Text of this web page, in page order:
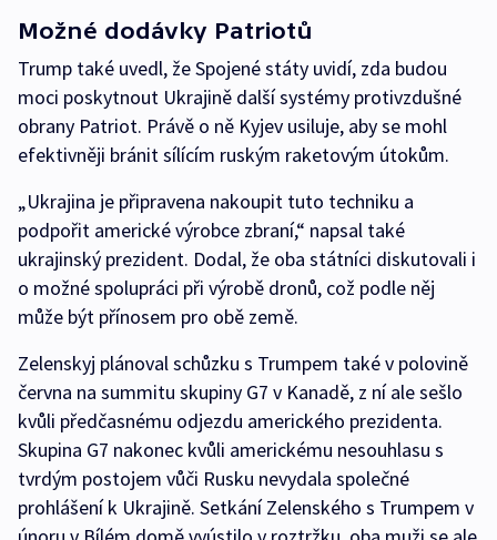
Možné dodávky Patriotů
Trump také uvedl, že Spojené státy uvidí, zda budou
moci poskytnout Ukrajině další systémy protivzdušné
obrany Patriot. Právě o ně Kyjev usiluje, aby se mohl
efektivněji bránit sílícím ruským raketovým útokům.
„Ukrajina je připravena nakoupit tuto techniku a
podpořit americké výrobce zbraní,“ napsal také
ukrajinský prezident. Dodal, že oba státníci diskutovali i
o možné spolupráci při výrobě dronů, což podle něj
může být přínosem pro obě země.
Zelenskyj plánoval schůzku s Trumpem také v polovině
června na summitu skupiny G7 v Kanadě, z ní ale sešlo
kvůli předčasnému odjezdu amerického prezidenta.
Skupina G7 nakonec kvůli americkému nesouhlasu s
tvrdým postojem vůči Rusku nevydala společné
prohlášení k Ukrajině. Setkání Zelenského s Trumpem v